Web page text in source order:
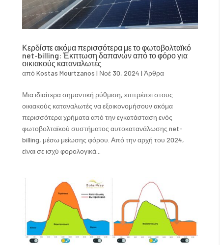
Κερδίστε ακόμα περισσότερα με το φωτοβολταϊκό
net-billing: Έκπτωση δαπανών από το φόρο για
οικιακούς καταναλωτές
απόKostas Mourtzanos | Νοέ 30, 2024 | Άρθρα
Μια ιδιαίτερα σημαντική ρύθμιση, επιτρέπει στους
οικιακούς καταναλωτές να εξοικονομήσουν ακόμα
περισσότερα χρήματα από την εγκατάσταση ενός
φωτοβολταϊκού συστήματος αυτοκατανάλωσης net-
billing, μέσω μείωσης φόρου. Από την αρχή του 2024,
είναι σε ισχύ φορολογικά...